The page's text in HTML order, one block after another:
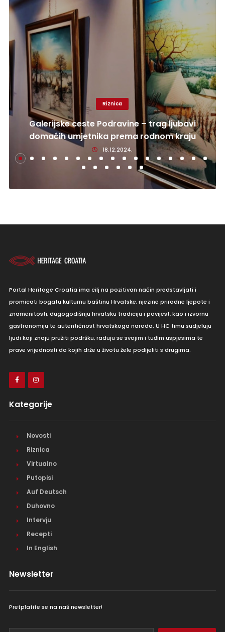
Riznica
Galerijske ceste Podravine – trag ljubavi
domaćih umjetnika prema rodnom kraju
18.12.2024.
Portal Heritage Croatia ima cilj na pozitivan način predstavljati i
promicati bogatu kulturnu baštinu Hrvatske, njezine prirodne ljepote i
znamenitosti, dugogodišnju hrvatsku tradiciju i povijest, kao i izvornu
gastronomiju te autentičnost hrvatskoga naroda. U HC timu sudjeluju
ljudi koji znaju pružiti podršku, raduju se svojim i tuđim uspjesima te
prave vrijednosti do kojih drže u životu žele podijeliti s drugima.
Kategorije
Novosti
Riznica
Virtualno
Putopisi
Auf Deutsch
Duhovno
Intervju
Recepti
In English
Newsletter
Pretplatite se na naš newsletter!